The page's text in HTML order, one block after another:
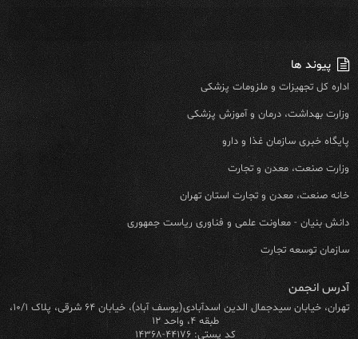
پیوند ها
اداره کل تجهیزات و ملزومات پزشکی
وزارت بهداشت، درمان و آموزش پزشکی
پایگاه خبری سازمان غذا و دارو
وزارت صنعت، معدن و تجارت
خانه صنعت، معدن و تجارت استان تهران
دانش بنیان - معاونت علمی و فناوری ریاست جمهوری
سازمان توسعه تجارت
آدرس انجمن
تهران، خیابان سیدجمال الدین اسدآبادی(یوسف آباد)، خیابان ۶۴ شرقی، پلاک ۱۰/۱،
طبقه ۴، واحد ۱۲
کد پستی: ۴۴۱۷۶-۱۴۳۶۸